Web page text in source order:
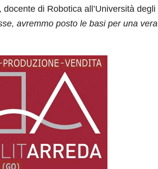
, docente di Robotica all’Università
avremmo posto le basi per una